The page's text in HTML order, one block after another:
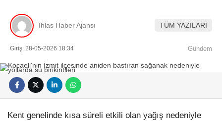
İhlas Haber Ajansı TÜM YAZILARI
Giriş: 28-05-2026 18:34 Gündem
Kent genelinde kısa süreli etkili olan yağış nedeniyle